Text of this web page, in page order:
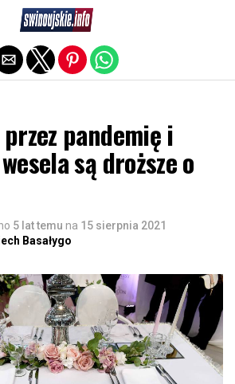
pandemię i
są droższe o
5 lat temu na 15 sierpnia 2021
Basałygo
Exit mobile version